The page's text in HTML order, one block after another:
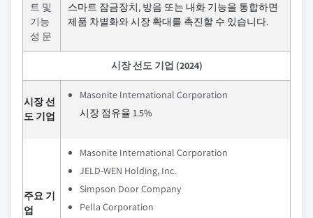
트 및
기능
성 문
스마트 잠금장치, 방음 또는 내화 기능을 통합하면
제품 차별화와 시장 확대를 촉진할 수 있습니다.
시장 선도 기업 (2024)
시장 선
도 기업
Masonite International Corporation
시장 점유율 1.5%
주요 기
업
Masonite International Corporation
JELD-WEN Holding, Inc.
Simpson Door Company
Pella Corporation